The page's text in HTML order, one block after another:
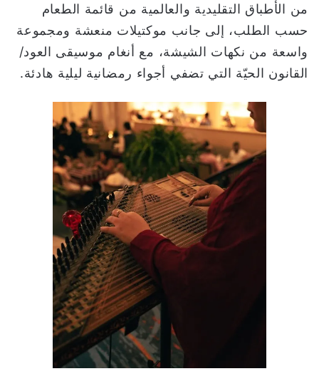
من الأطباق التقليدية والعالمية من قائمة الطعام
حسب الطلب، إلى جانب موكتيلات منعشة ومجموعة
واسعة من نكهات الشيشة، مع أنغام موسيقى العود/
القانون الحيّة التي تضفي أجواء رمضانية ليلية هادئة.